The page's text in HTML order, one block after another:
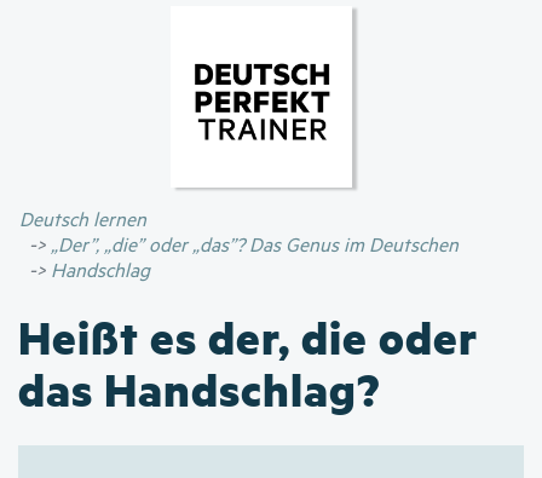
Inhalt
Deutsch lernen
„Der”, „die” oder „das”? Das Genus im Deutschen
Handschlag
Heißt es der, die oder
das Handschlag?